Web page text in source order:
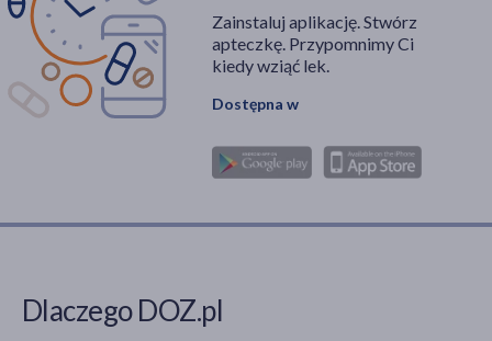
Zainstaluj aplikację. Stwórz
apteczkę. Przypomnimy Ci
kiedy wziąć lek.
Dostępna w
Dlaczego DOZ.pl